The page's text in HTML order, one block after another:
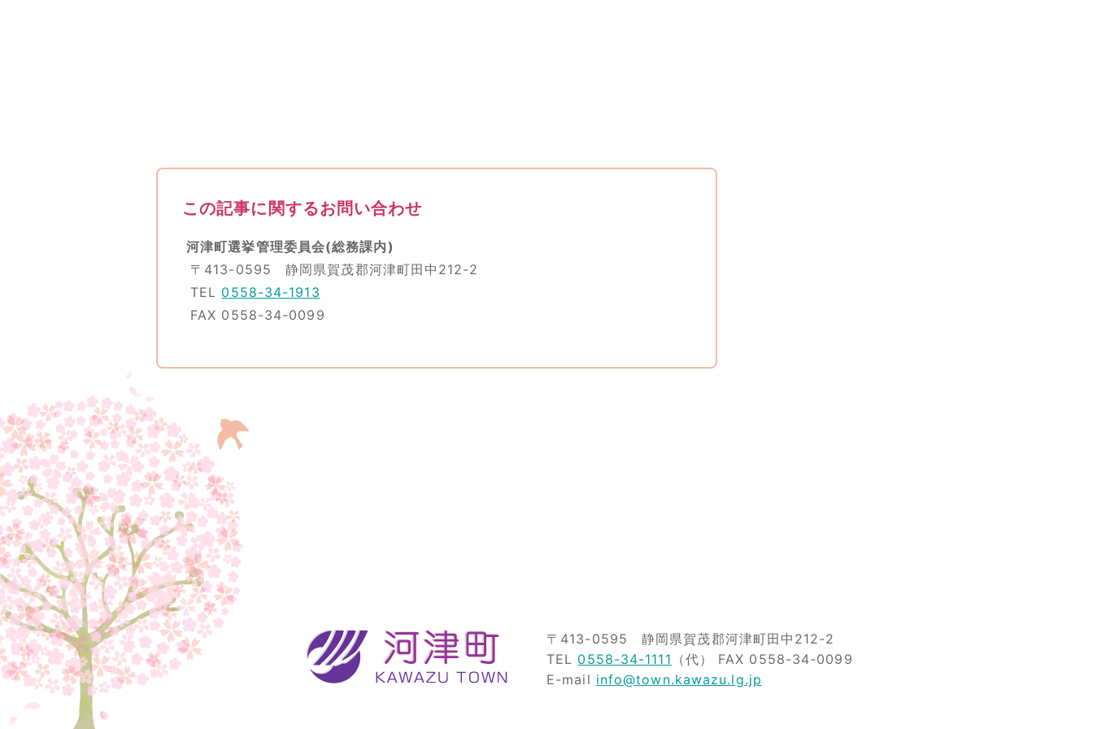
この記事に関するお問い合わせ
河津町選挙管理委員会(総務課内)
〒413-0595 静岡県賀茂郡河津町田中212-2
TEL 0558-34-1913
FAX 0558-34-0099
〒413-0595 静岡県賀茂郡河津町田中212-2
TEL 0558-34-1111 （代） FAX 0558-34-0099
E-mail info@town.kawazu.lg.jp